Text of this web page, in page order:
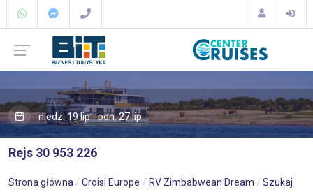
niedz. 19 lip - pon. 27 lip
Rejs 30 953 226
Strona główna Croisi Europe RV Zimbabwean Dream Szukaj